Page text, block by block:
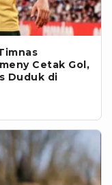
Cetak Gol,
Duduk di